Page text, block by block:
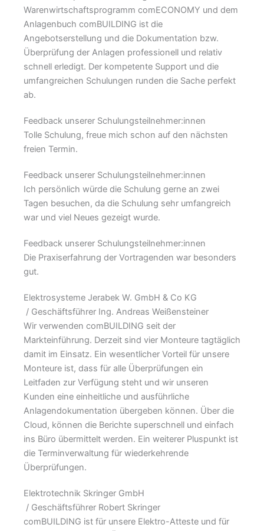
Warenwirtschaftsprogramm comECONOMY und dem
Anlagenbuch comBUILDING ist die
Angebotserstellung und die Dokumentation bzw.
Überprüfung der Anlagen professionell und relativ
schnell erledigt. Der kompetente Support und die
umfangreichen Schulungen runden die Sache perfekt
ab.
Feedback unserer Schulungsteilnehmer:innen
Tolle Schulung, freue mich schon auf den nächsten
freien Termin.
Feedback unserer Schulungsteilnehmer:innen
Ich persönlich würde die Schulung gerne an zwei
Tagen besuchen, da die Schulung sehr umfangreich
war und viel Neues gezeigt wurde.
Feedback unserer Schulungsteilnehmer:innen
Die Praxiserfahrung der Vortragenden war besonders
gut.
Elektrosysteme Jerabek W. GmbH & Co KG
/ Geschäftsführer Ing. Andreas Weißensteiner
Wir verwenden comBUILDING seit der
Markteinführung. Derzeit sind vier Monteure tagtäglich
damit im Einsatz. Ein wesentlicher Vorteil für unsere
Monteure ist, dass für alle Überprüfungen ein
Leitfaden zur Verfügung steht und wir unseren
Kunden eine einheitliche und ausführliche
Anlagendokumentation übergeben können. Über die
Cloud, können die Berichte superschnell und einfach
ins Büro übermittelt werden. Ein weiterer Pluspunkt ist
die Terminverwaltung für wiederkehrende
Überprüfungen.
Elektrotechnik Skringer GmbH
/ Geschäftsführer Robert Skringer
comBUILDING ist für unsere Elektro-Atteste und für